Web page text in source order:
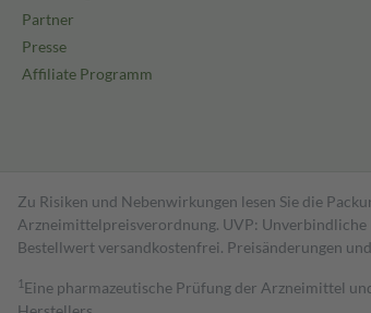
Partner
Presse
Affiliate Programm
Zu Risiken und Nebenwirkungen lesen Sie die
Arzneimittelpreisverordnung. UVP: Unverbindliche
Bestell­wert versand­kosten­frei. Preisänderungen
1 Eine pharmazeutische Prüfung der Arzneimittel